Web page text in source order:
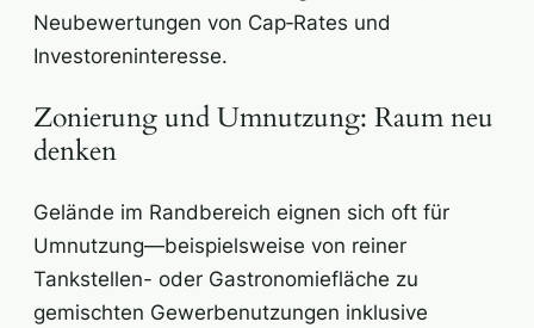
Neubewertungen von Cap‑Rates und
Investoreninteresse.
Zonierung und Umnutzung: Raum neu
denken
Gelände im Randbereich eignen sich oft für
Umnutzung—beispielsweise von reiner
Tankstellen- oder Gastronomiefläche zu
gemischten Gewerbenutzungen inklusive